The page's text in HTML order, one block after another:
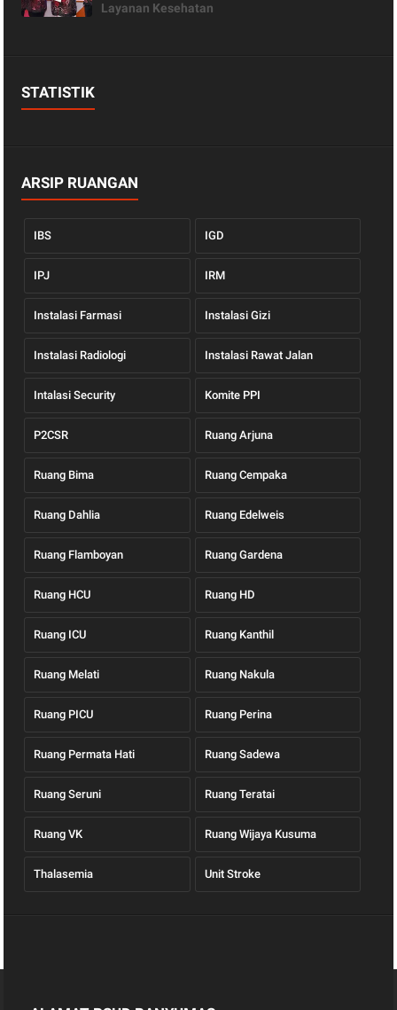
Layanan Kesehatan
STATISTIK
ARSIP RUANGAN
IBS IGD
IPJ IRM
Instalasi Farmasi Instalasi Gizi
Instalasi Radiologi Instalasi Rawat Jalan
Intalasi Security Komite PPI
P2CSR Ruang Arjuna
Ruang Bima Ruang Cempaka
Ruang Dahlia Ruang Edelweis
Ruang Flamboyan Ruang Gardena
Ruang HCU Ruang HD
Ruang ICU Ruang Kanthil
Ruang Melati Ruang Nakula
Ruang PICU Ruang Perina
Ruang Permata Hati Ruang Sadewa
Ruang Seruni Ruang Teratai
Ruang VK Ruang Wijaya Kusuma
Thalasemia Unit Stroke